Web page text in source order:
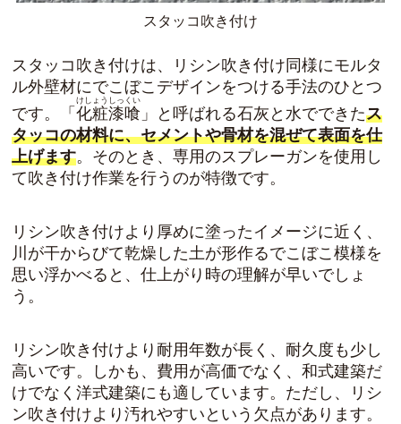
スタッコ吹き付け
スタッコ吹き付けは、リシン吹き付け同様にモルタ
ル外壁材にでこぼこデザインをつける手法のひとつ
です。「化粧漆喰
けしょうしっくい
」と呼ばれる石灰と水でできたス
タッコの材料に、セメントや骨材を混ぜて表面を仕
上げます。そのとき、専用のスプレーガンを使用し
て吹き付け作業を行うのが特徴です。
リシン吹き付けより厚めに塗ったイメージに近く、
川が干からびて乾燥した土が形作るでこぼこ模様を
思い浮かべると、仕上がり時の理解が早いでしょ
う。
リシン吹き付けより耐用年数が長く、耐久度も少し
高いです。しかも、費用が高価でなく、和式建築だ
けでなく洋式建築にも適しています。ただし、リシ
ン吹き付けより汚れやすいという欠点があります。